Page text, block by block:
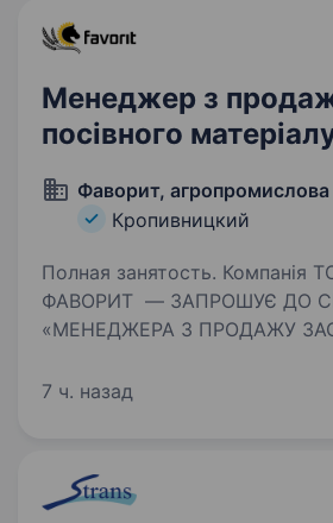
Менеджер з
посівного
Фаворит,
Кропивницкий
Полная занятость. Компанія ТОВ Агро Центр
ФАВОРИТ — ЗАПРОШУЄ ДО
«МЕНЕДЖЕРА З ПРОДАЖУ
ТА МАКРО- ДОБРИВ» Шукаємо
7 ч. назад